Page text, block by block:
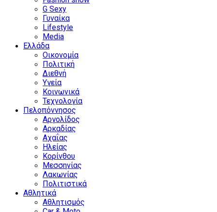
G Sexy
Γυναίκα
Lifestyle
Media
Ελλάδα
Οικονομία
Πολιτική
Διεθνή
Υγεία
Κοινωνικά
Τεχνολογία
Πελοπόννησος
Αργολίδος
Αρκαδίας
Αχαΐας
Ηλείας
Κορίνθου
Μεσσηνίας
Λακωνίας
Πολιτιστικά
Αθλητικά
Αθλητισμός